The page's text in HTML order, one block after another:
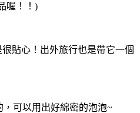
喔！！)
很貼心！出外旅行也是帶它一個
可以用出好綿密的泡泡~